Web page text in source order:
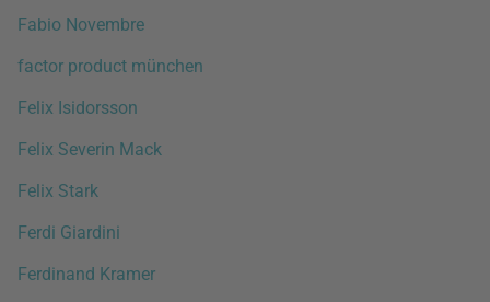
Fabio Novembre
factor product münchen
Felix Isidorsson
Felix Severin Mack
Felix Stark
Ferdi Giardini
Ferdinand Kramer